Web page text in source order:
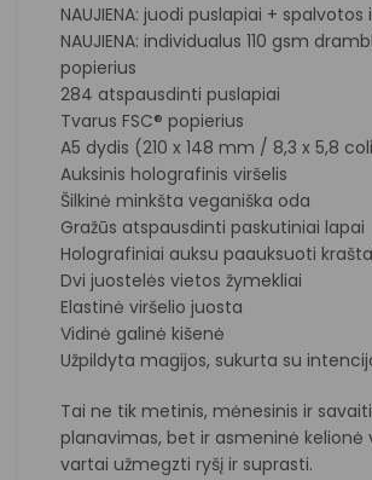
NAUJIENA: juodi puslapiai +
NAUJIENA: individualus 110 gsm
popierius
284 atspausdinti puslapiai
Tvarus FSC® popierius
A5 dydis (210 x 148 mm / 8,3 x 5,8
Auksinis holografinis viršelis
Šilkinė minkšta veganiška oda
Gražūs atspausdinti paskutiniai lapai
Holografiniai auksu paauksuoti
Dvi juostelės vietos žymekliai
Elastinė viršelio juosta
Vidinė galinė kišenė
Užpildyta magijos, sukurta su
Tai ne tik metinis, mėnesinis ir
planavimas, bet ir asmeninė kelionė
vartai užmegzti ryšį ir suprasti.